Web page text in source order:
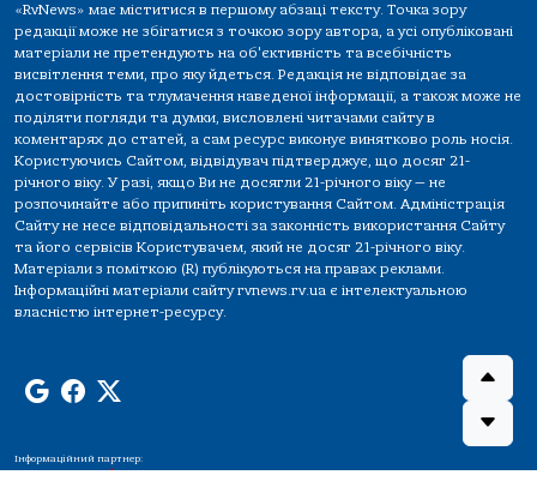
«RvNews» має міститися в першому абзаці тексту. Точка зору
редакції може не збігатися з точкою зору автора, а усі опубліковані
матеріали не претендують на об'єктивність та всебічність
висвітлення теми, про яку йдеться. Редакція не відповідає за
достовірність та тлумачення наведеної інформації, а також може не
поділяти погляди та думки, висловлені читачами сайту в
коментарях до статей, а сам ресурс виконує винятково роль носія.
Користуючись Сайтом, відвідувач підтверджує, що досяг 21-
річного віку. У разі, якщо Ви не досягли 21-річного віку — не
розпочинайте або припиніть користування Сайтом. Адміністрація
Сайту не несе відповідальності за законність використання Сайту
та його сервісів Користувачем, який не досяг 21-річного віку.
Матеріали з поміткою (R) публікуються на правах реклами.
Інформаційні матеріали сайту rvnews.rv.ua є інтелектуальною
власністю інтернет-ресурсу.
Інформаційний партнер: